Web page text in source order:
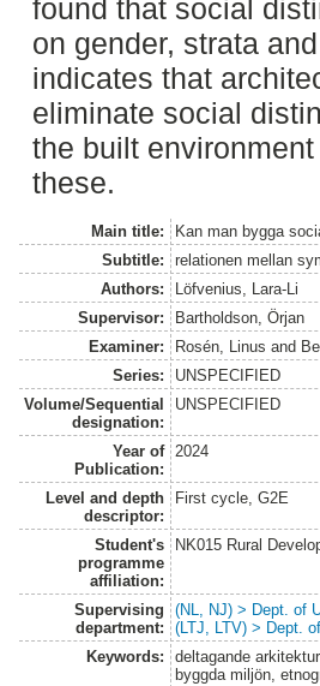
found that social
on gender, strata
indicates that
eliminate social
the built
these.
Main title:
Kan man bygga
Subtitle:
relationen mellan
Authors:
Löfvenius, Lara-Li
Supervisor:
Bartholdson, Örjan
Examiner:
Rosén, Linus and
Series:
UNSPECIFIED
Volume/Sequential
designation:
UNSPECIFIED
Year of
Publication:
2024
Level and depth
descriptor:
First cycle, G2E
Student's
programme
affiliation:
NK015 Rural
Supervising
department:
(NL, NJ) > Dept. of
(LTJ, LTV) > Dept.
Keywords:
deltagande
byggda miljön,